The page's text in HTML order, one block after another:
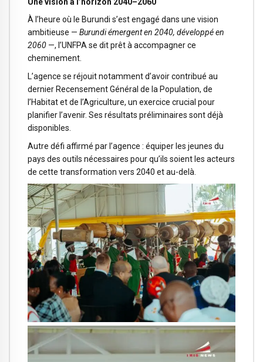
À l’heure où le Burundi s’est engagé dans une vision
ambitieuse — Burundi émergent en 2040, développé en
2060 —, l’UNFPA se dit prêt à accompagner ce
cheminement.
L’agence se réjouit notamment d’avoir contribué au
dernier Recensement Général de la Population, de
l’Habitat et de l’Agriculture, un exercice crucial pour
planifier l’avenir. Ses résultats préliminaires sont déjà
disponibles.
Autre défi affirmé par l’agence : équiper les jeunes du
pays des outils nécessaires pour qu’ils soient les acteurs
de cette transformation vers 2040 et au-delà.